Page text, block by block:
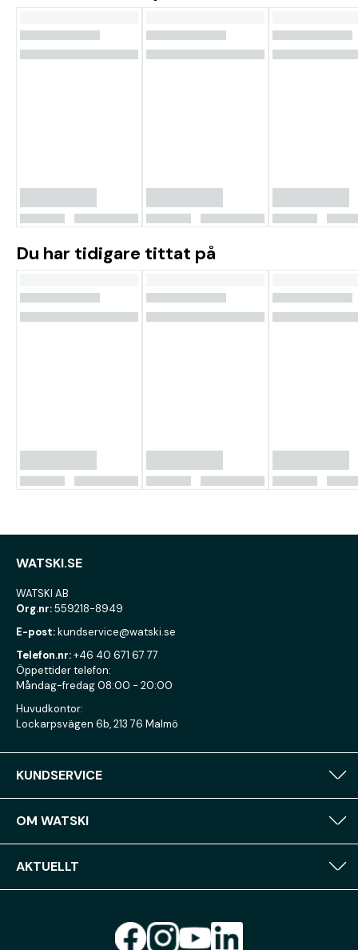
Du har tidigare tittat på
WATSKI.SE
WATSKI AB
Org.nr:559218-8949
E-post:kundservice@watski.se
Telefon.nr:+46 40 671 67 77
Öppettider telefon:
Måndag-fredag 08:00 - 20:00
Huvudkontor:
Lockarpsvägen 6b, 213 76 Malmö
KUNDSERVICE
OM WATSKI
AKTUELLT